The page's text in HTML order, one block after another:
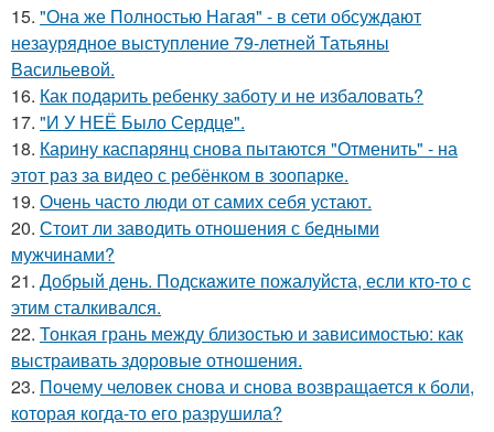
15. "Она же Полностью Нагая" - в сети обсуждают
незаурядное выступление 79-летней Татьяны
Васильевой.
16. Как подapить ребенку заботу и не избаловать?
17. "И У НЕЁ Было Сердце".
18. Карину каспарянц снова пытаются "Отменить" - на
этот раз за видео с ребёнком в зоопарке.
19. Очень часто люди от самих себя устают.
20. Стоит ли заводить отношения с бедными
мужчинами?
21. Добрый день. Подскaжите пожалуйста, если кто-то с
этим сталкивался.
22. Тонкая грань между близостью и зависимостью: как
выстраивать здоровые отношения.
23. Почему человек снова и снова возвращается к боли,
которая когда-то его разрушила?